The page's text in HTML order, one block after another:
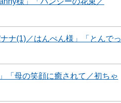
ナ(1)／はんぺん様」「とんでっ
「母の笑顔に癒されて／初ちゃ